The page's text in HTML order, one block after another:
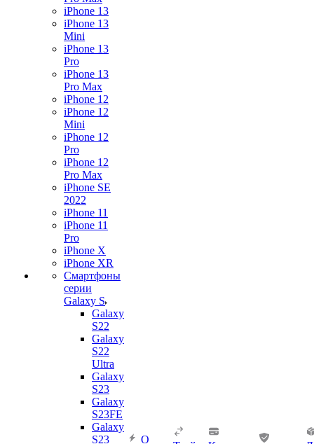
iPhone 13
iPhone 13
Mini
iPhone 13
Pro
iPhone 13
Pro Max
iPhone 12
iPhone 12
Mini
iPhone 12
Pro
iPhone 12
Pro Max
iPhone SE
2022
iPhone 11
iPhone 11
Pro
iPhone X
iPhone XR
Смартфоны
серии
Galaxy S
Galaxy
S22
Galaxy
S22
Ultra
Galaxy
S23
Galaxy
S23FE
Galaxy
S23
О